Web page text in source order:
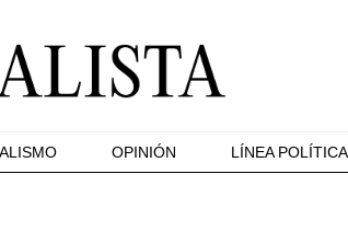
OPINIÓN LÍNEA POLÍTICA